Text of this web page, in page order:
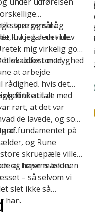
store og små
hvordan det blev
spørgsmål og
lod jeg dem vide.
mig virkelig godt
skabte stor tryghed
blev udført med
at arbejde
hvis det
til at tale med
og flinke til at
rart, at det var
de lavede, og som
af fundamentetpå
og Rune
skruepæle ville
og havens bede.
at hejse maskinen
– så selvom vi
slet ikke så
han.